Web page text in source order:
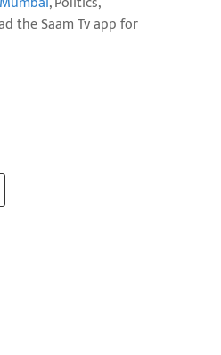
the Saam Tv app for